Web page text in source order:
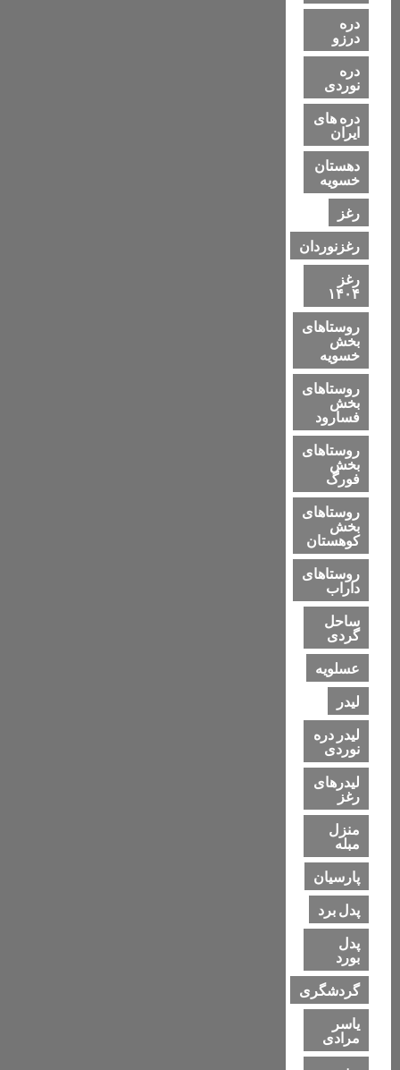
دره
درزو
دره
نوردی
دره های
ایران
دهستان
خسویه
رغز
رغزنوردان
رغز
۱۴۰۴
روستاهای
بخش
خسویه
روستاهای
بخش
فسارود
روستاهای
بخش
فورگ
روستاهای
بخش
کوهستان
روستاهای
داراب
ساحل
گردی
عسلویه
لیدر
لیدر دره
نوردی
لیدرهای
رغز
منزل
مبله
پارسیان
پدل برد
پدل
بورد
گردشگری
یاسر
مرادی